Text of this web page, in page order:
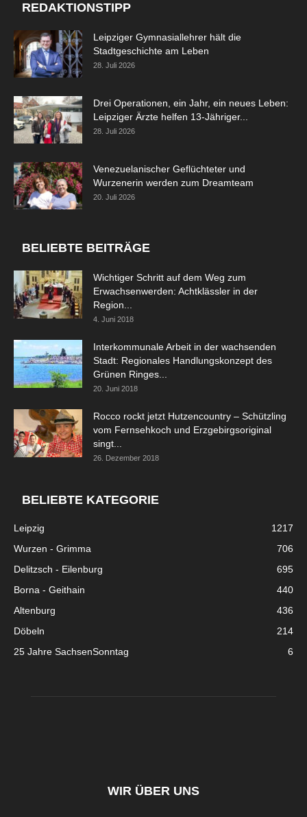
REDAKTIONSTIPP
Leipziger Gymnasiallehrer hält die
Stadtgeschichte am Leben
28. Juli 2026
Drei Operationen, ein Jahr, ein neues Leben:
Leipziger Ärzte helfen 13-Jähriger...
28. Juli 2026
Venezuelanischer Geflüchteter und
Wurzenerin werden zum Dreamteam
20. Juli 2026
BELIEBTE BEITRÄGE
Wichtiger Schritt auf dem Weg zum
Erwachsenwerden: Achtklässler in der
Region...
4. Juni 2018
Interkommunale Arbeit in der wachsenden
Stadt: Regionales Handlungskonzept des
Grünen Ringes...
20. Juni 2018
Rocco rockt jetzt Hutzencountry – Schützling
vom Fernsehkoch und Erzgebirgsoriginal
singt...
26. Dezember 2018
BELIEBTE KATEGORIE
Leipzig
1217
Wurzen - Grimma
706
Delitzsch - Eilenburg
695
Borna - Geithain
440
Altenburg
436
Döbeln
214
25 Jahre SachsenSonntag
6
WIR ÜBER UNS